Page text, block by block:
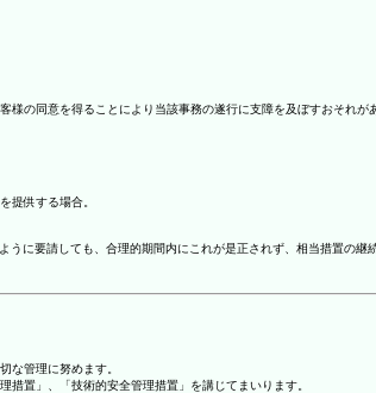
の同意を得ることにより当該事務の遂行に支障を及ぼすおそれが
提供する場合。
に要請しても、合理的期間内にこれが是正されず、相当措置の
な管理に努めます。
置」、「技術的安全管理措置」を講じてまいります。